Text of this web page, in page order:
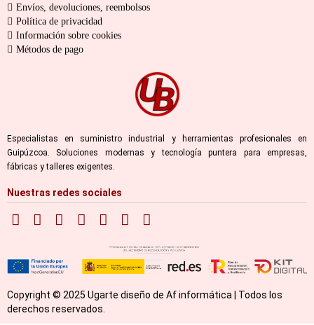
Envíos, devoluciones, reembolsos
Política de privacidad
Información sobre cookies
Métodos de pago
Especialistas en suministro industrial y herramientas profesionales en
Guipúzcoa. Soluciones modernas y tecnología puntera para empresas,
fábricas y talleres exigentes.
Nuestras redes sociales
Copyright © 2025 Ugarte diseño de Af informática | Todos los
derechos reservados.